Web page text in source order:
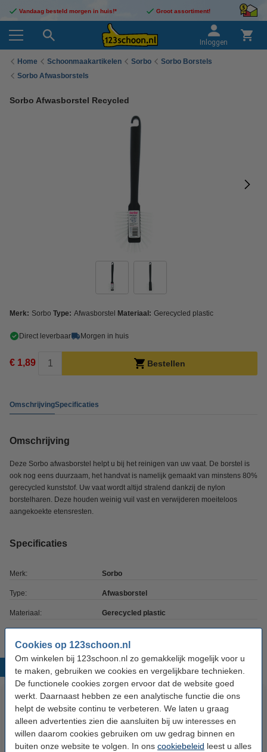
Cookies op 123schoon.nl
Om winkelen bij 123schoon.nl zo gemakkelijk mogelijk voor u
te maken, gebruiken we cookies en vergelijkbare technieken.
De functionele cookies zorgen ervoor dat de website goed
werkt. Daarnaast hebben ze een analytische functie die ons
helpt de website continu te verbeteren. We laten u graag
alleen advertenties zien die aansluiten bij uw interesses en
willen daarom cookies gebruiken om uw gedrag binnen en
buiten onze website te volgen. In ons cookiebeleid leest u alles
Vandaag besteld morgen in huis!* Groot assortiment!
Inloggen
Home Schoonmaakartikelen Sorbo
Sorbo Borstels
Sorbo Afwasborstels
Sorbo Afwasborstel Recycled
Merk: Sorbo Type: Afwasborstel Materiaal: Gerecycled plastic
Direct leverbaar Morgen in huis
€ 1,89 Bestellen
OmschrijvingSpecificaties
Omschrijving
Deze Sorbo afwasborstel helpt u bij het reinigen van uw vaat. De borstel is
ook nog eens duurzaam, het handvat is namelijk gemaakt van minstens 80%
gerecycled kunststof. Uw vaat wordt altijd stralend dankzij de nylon
borstelharen. Deze houden weinig vuil vast en verwijderen moeiteloos
aangekoekte etensresten.
Specificaties
Merk: Sorbo
Type: Afwasborstel
Materiaal: Gerecycled plastic
Populaire producten